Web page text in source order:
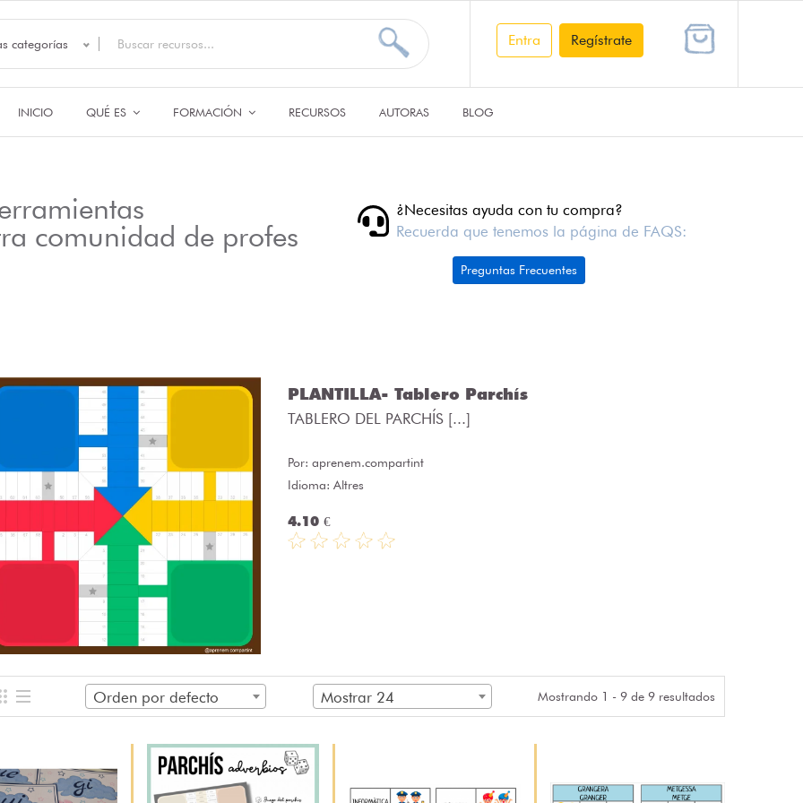
categorías Entra Regístrate
INICIO QUÉ ES FORMACIÓN RECURSOS AUTORAS BLOG
comunidad de profes
¿Necesitas ayuda con tu compra?
Recuerda que tenemos la página de FAQS:
Preguntas Frecuentes
PLANTILLA- Tablero Parchís
TABLERO DEL PARCHÍS [...]
Por:aprenem.compartint
Idioma: Altres
4.10 €
Orden por defecto Mostrar 24 Mostrando 1 - 9 de 9 resultados